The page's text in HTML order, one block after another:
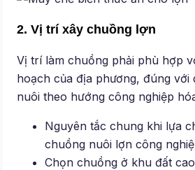
2. Vị trí xây chuồng lợn
Vị trí làm chuồng phải phù hợp
hoạch của địa phương, đúng
nuôi theo hướng công nghiệp
Nguyên tắc chung khi lựa
chuồng nuôi lợn công
Chọn chuồng ở khu đất